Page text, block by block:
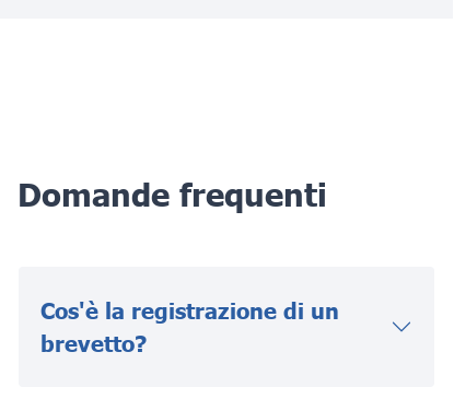
Domande frequenti
Cos'è la registrazione di un
brevetto?